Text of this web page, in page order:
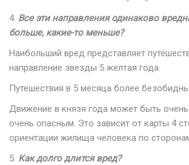
4. Все эти направления одинаково
больше, какие-то меньше?
Наибольший вред представляет
направление звезды 5 желтая года.
Путешествия в 5 месяца более
Движение в князя года может быть
очень опасным. Это зависит от карты 4
ориентации жилища человека по
5. Как долго длится вред?